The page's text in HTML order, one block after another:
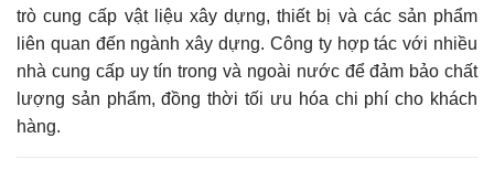
trò cung cấp vật liệu xây dựng, thiết bị và các sản phẩm
liên quan đến ngành xây dựng. Công ty hợp tác với nhiều
nhà cung cấp uy tín trong và ngoài nước để đảm bảo chất
lượng sản phẩm, đồng thời tối ưu hóa chi phí cho khách
hàng.